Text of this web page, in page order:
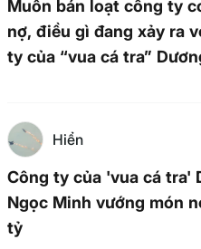
Muốn bán loạt công ty
nợ, điều gì đang xảy ra
ty của “vua cá tra”
Hiển
Công ty của 'vua cá tra'
Ngọc Minh vướng món
tỷ